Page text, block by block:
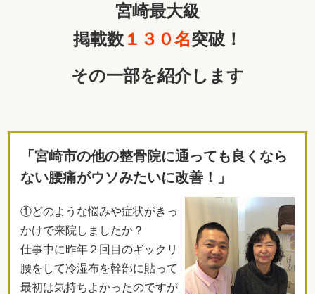
宮崎最大級
掲載数 １３０名突破！
その一部を紹介します
「宮崎市の他の整骨院に通っても良くなら
ない腰痛がウソみたいに改善！」
①どのような悩みや症状がきっ
かけで来院しましたか？
仕事中に昨年２回目のギックリ
腰をして冷湿布を幹部に貼って
最初は気持ちよかったのですが